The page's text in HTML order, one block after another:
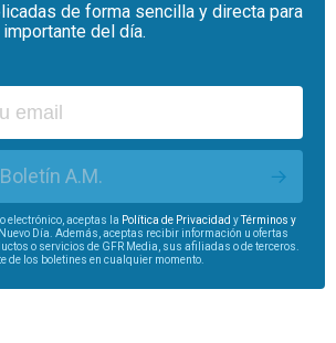
de forma sencilla y directa para
del día.
A.M.
electrónico, aceptas la Política de Privacidad yTérminos y
Día. Además, aceptas recibir información u ofertas
o servicios de GFR Media, sus afiliadas o de terceros.
de los boletines en cualquier momento.